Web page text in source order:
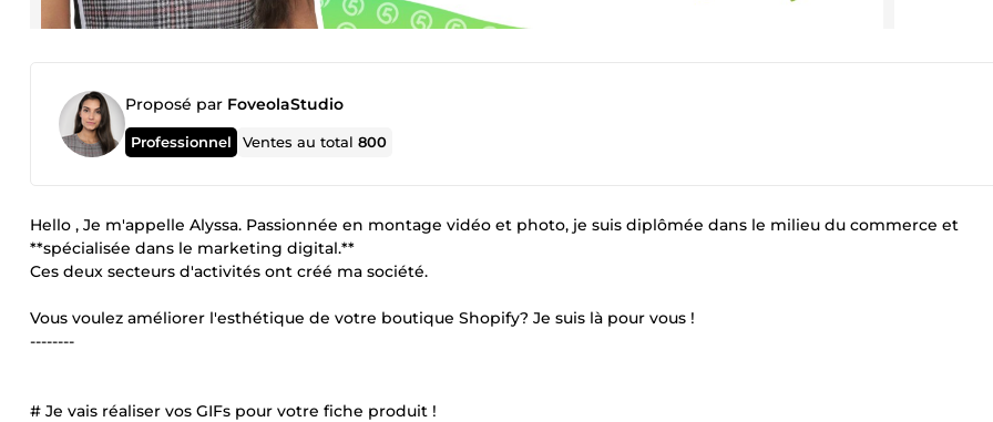
Proposé par FoveolaStudio
Professionnel Ventes au total800
Hello , Je m'appelle Alyssa. Passionnée en montage vidéo et photo, je suis diplômée dans le milieu du commerce et
**spécialisée dans le marketing digital.**
Ces deux secteurs d'activités ont créé ma société.
Vous voulez améliorer l'esthétique de votre boutique Shopify? Je suis là pour vous !
--------
# Je vais réaliser vos GIFs pour votre fiche produit !